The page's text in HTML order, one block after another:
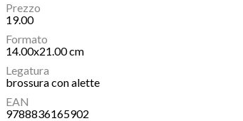
Prezzo
19.00
Formato
14.00x21.00 cm
Legatura
brossura con alette
EAN
9788836165902